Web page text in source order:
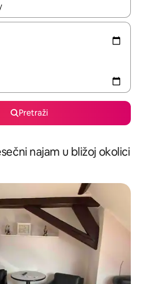
rezultati, moći ćete ih pregledati
Pretraži
najam u bližoj okolici